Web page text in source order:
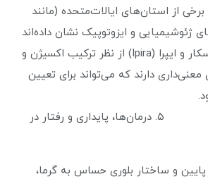
برخی از استان‌های ایالات‌متحده (مانند
ژئوشیمیایی و ایزوتوپیک نشان داده‌اند
که اپاتیت‌های ماداگاسکار و ایپرا (Ipira) از نظر ترکیب اکسیژن و
دارند که می‌تواند برای تعیین
به‌کار رود.
۵. درمان‌ها، پایداری و رفتار در
و ساختار بلوری حساس به گرما،